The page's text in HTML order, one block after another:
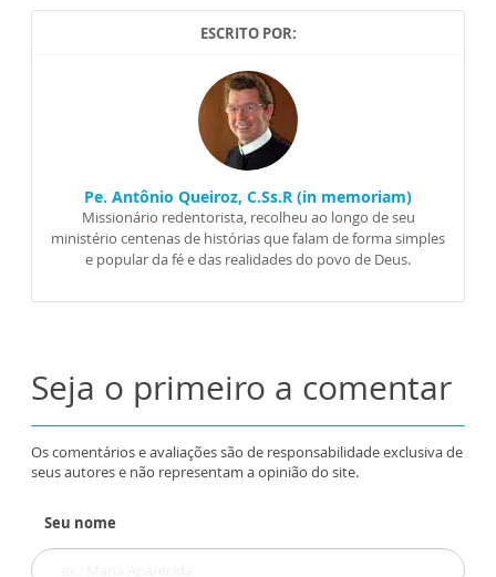
ESCRITO POR:
Pe. Antônio Queiroz, C.Ss.R (in memoriam)
Missionário redentorista, recolheu ao longo de seu
ministério centenas de histórias que falam de forma simples
e popular da fé e das realidades do povo de Deus.
Seja o primeiro a comentar
Os comentários e avaliações são de responsabilidade exclusiva de
seus autores e não representam a opinião do site.
Seu nome